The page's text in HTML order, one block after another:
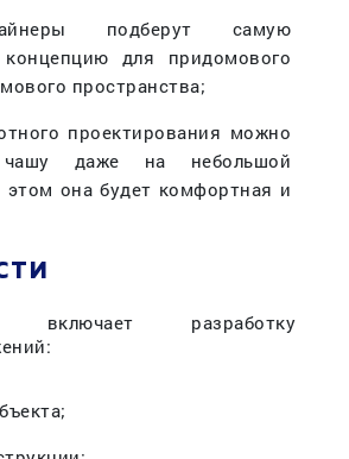
подберут самую
для придомового
пространства;
проектирования можно
чашу даже на небольшой
она будет комфортная и
включает разработку